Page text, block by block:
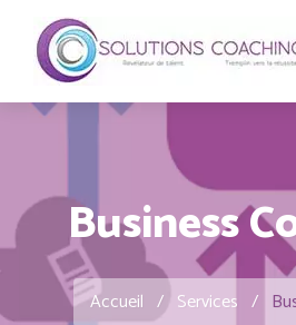
Business
Accueil / Services /